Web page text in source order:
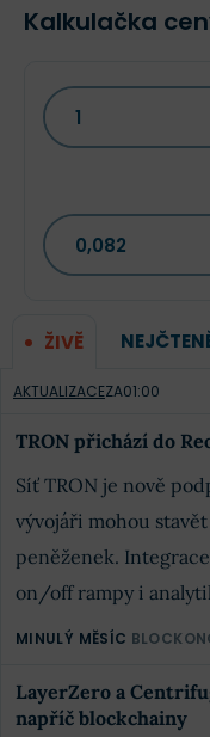
Kalkulačka
ŽIVĚ
AKTUALIZACEZA01:00
TRON přichází do
Síť TRON je nově
vývojáři mohou
peněženek.
on/off rampy i
MINULÝ MĚSÍC
LayerZero a
napříč blockchainy